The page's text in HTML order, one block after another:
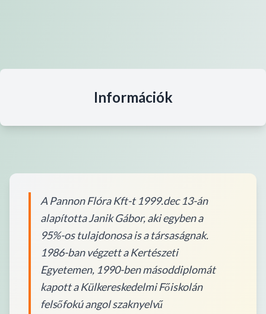
Információk
A Pannon Flóra Kft-t 1999.dec 13-án
alapította Janik Gábor, aki egyben a
95%-os tulajdonosa is a társaságnak.
1986-ban végzett a Kertészeti
Egyetemen, 1990-ben másoddiplomát
kapott a Külkereskedelmi Főiskolán
felsőfokú angol szaknyelvű